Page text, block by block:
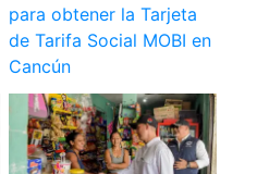
para obtener la Tarjeta
de Tarifa Social MOBI en
Cancún